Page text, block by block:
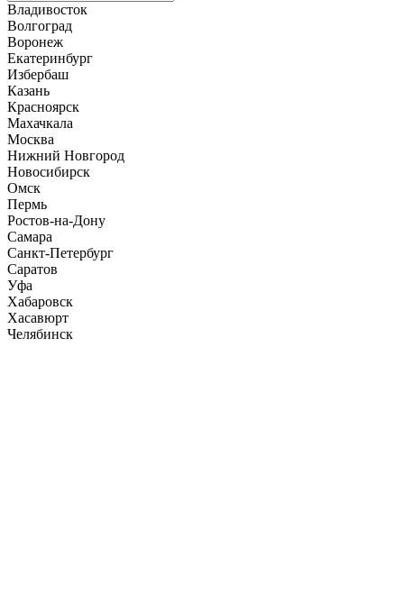
Владивосток
Волгоград
Воронеж
Екатеринбург
Избербаш
Казань
Красноярск
Махачкала
Москва
Нижний Новгород
Новосибирск
Омск
Пермь
Ростов-на-Дону
Самара
Санкт-Петербург
Саратов
Уфа
Хабаровск
Хасавюрт
Челябинск